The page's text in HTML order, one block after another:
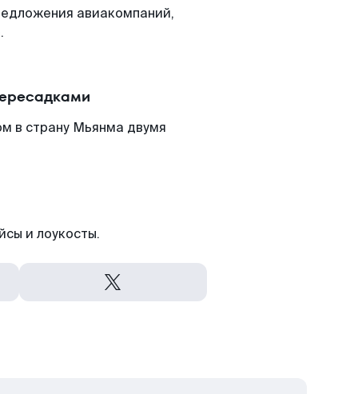
авиакомпаний,
в страну Мьянма двумя
и лоукосты.